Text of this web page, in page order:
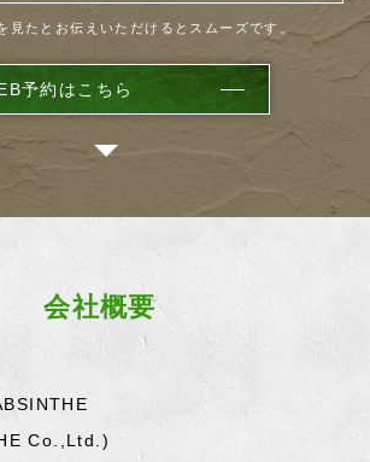
見たとお伝えいただけるとスムーズです。
予約はこちら
会社概要
Co.,Ltd.)